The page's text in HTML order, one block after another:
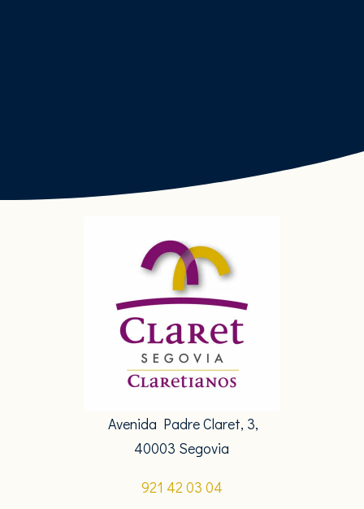
Avenida Padre Claret, 3,
40003 Segovia
921 42 03 04